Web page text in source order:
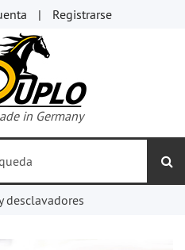
Registrarse
in Germany
desclavadores